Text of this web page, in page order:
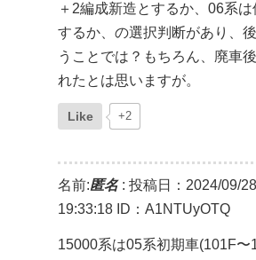
＋2編成新造とするか、06系
するか、の選択判断があり、
うことでは？もちろん、廃車
れたとは思いますが。
Like +2
名前:匿名: 投稿日：2024/09/
19:33:18 ID：A1NTUyOTQ
15000系は05系初期車(101F〜